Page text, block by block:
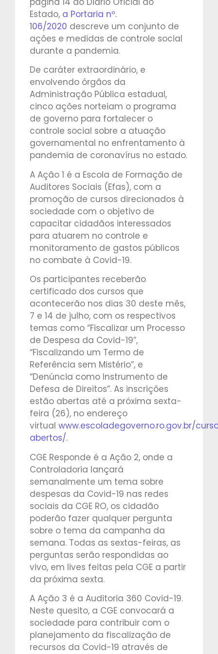
Estado, a Portaria nº.
106/2020 descreve um conjunto de
ações e medidas de controle social
durante a pandemia.
De caráter extraordinário, e
envolvendo órgãos da
Administração Pública estadual,
cinco ações norteiam o programa
de governo para fortalecer o
controle social sobre a atuação
governamental no enfrentamento à
pandemia de coronavírus no estado.
A Ação 1 é a Escola de Formação de
Auditores Sociais (Efas), com a
promoção de cursos direcionados à
sociedade com o objetivo de
capacitar cidadãos interessados
para atuarem no controle e
monitoramento de gastos públicos
no combate à Covid-19.
Os participantes receberão
certificado dos cursos que
acontecerão nos dias 30 deste mês,
7 e 14 de julho, com os respectivos
temas como “Fiscalizar um Processo
de Despesa da Covid-19”,
“Fiscalizando um Termo de
Referência sem Mistério”, e
“Denúncia como Instrumento de
Defesa de Direitos”. As inscrições
estão abertas até a próxima sexta-
feira (26), no endereço
virtual www.escoladegoverno.ro.gov.br/
abertos/.
CGE Responde é a Ação 2, onde a
Controladoria lançará
semanalmente um tema sobre
despesas da Covid-19 nas redes
sociais da CGE RO, os cidadão
poderão fazer qualquer pergunta
sobre o tema da campanha da
semana. Todas as sextas-feiras, as
perguntas serão respondidas ao
vivo, em lives feitas pela CGE a partir
da próxima sexta.
A Ação 3 é a Auditoria 360 Covid-19.
Neste quesito, a CGE convocará a
sociedade para contribuir com o
planejamento da fiscalização de
recursos da Covid-19 através de